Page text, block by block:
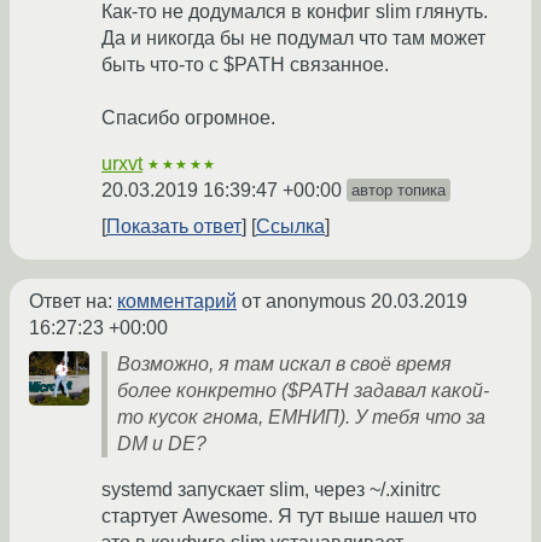
Как-то не додумался в конфиг slim глянуть.
Да и никогда бы не подумал что там может
быть что-то с $PATH связанное.
Спасибо огромное.
urxvt ★★★★★
20.03.2019 16:39:47 +00:00 автор топика
Показать ответ Ссылка
Ответ на: комментарий от anonymous 20.03.2019
16:27:23 +00:00
Возможно, я там искал в своё время
более конкретно ($PATH задавал какой-
то кусок гнома, ЕМНИП). У тебя что за
DM и DE?
systemd запускает slim, через ~/.xinitrc
стартует Awesome. Я тут выше нашел что